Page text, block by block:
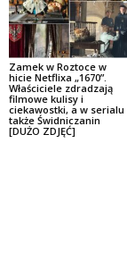
Zamek w Roztoce w
hicie Netflixa „1670”.
Właściciele zdradzają
filmowe kulisy i
ciekawostki, a w serialu
także Świdniczanin
[DUŻO ZDJĘĆ]